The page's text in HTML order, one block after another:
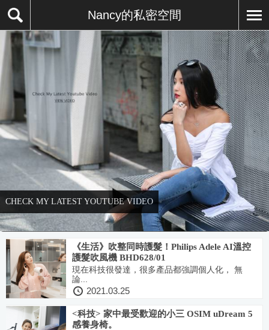
Nancy的私密空間
CHECK MY LATEST YOUTUBE VIDEO
《生活》吹整同時護髮！Philips Adele AI溫控
護髮吹風機 BHD628/01
現在科技很發達，很多產品都強調個人化， 無
論...
2021.03.25
<科技> 家中最受歡迎的小三 OSIM uDream 5
感養身椅。